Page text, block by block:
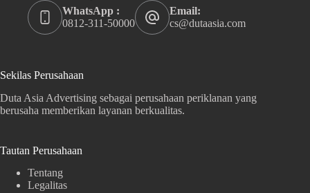
WhatsApp :
0812-311-50000
Email:
cs@dutaasia.com
Sekilas Perusahaan
Duta Asia Advertising sebagai perusahaan periklanan yang
berusaha memberikan layanan berkualitas.
Tautan Perusahaan
Tentang
Legalitas